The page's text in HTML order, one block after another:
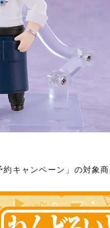
約キャンペーン」の対象